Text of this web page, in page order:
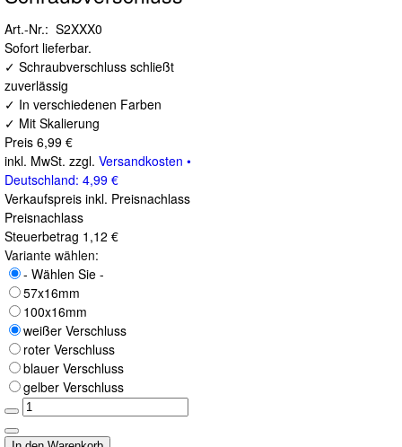
Art.-Nr.: S2XXX0
Sofort lieferbar.
✓ Schraubverschluss schließt
zuverlässig
✓ In verschiedenen Farben
✓ Mit Skalierung
Preis 6,99 €
inkl. MwSt. zzgl. Versandkosten •
Deutschland: 4,99 €
Verkaufspreis inkl. Preisnachlass
Preisnachlass
Steuerbetrag 1,12 €
Variante wählen:
- Wählen Sie -
57x16mm
100x16mm
weißer Verschluss
roter Verschluss
blauer Verschluss
gelber Verschluss